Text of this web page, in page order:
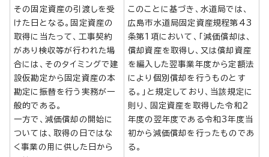
その固定資産の引渡しを受
けた日となる。固定資産の
取得に当たって、工事契約
があり検収等が行われた場
合には、そのタイミングで建
設仮勘定から固定資産の本
勘定に振替を行う実務が一
般的である。
一方で、減価償却の開始に
ついては、取得の日ではな
く事業の用に供した日から
このことに基づき、水道局では、
広島市水道局固定資産規程第43
条第1項において、「減価償却は、
償却資産を取得し、又は償却資産
を編入した翌事業年度から定額法
により個別償却を行うものとす
る。」と規定しており、当該規定に
則り、固定資産を取得した令和2
年度の翌年度である令和3年度当
初から減価償却を行ったものであ
る。